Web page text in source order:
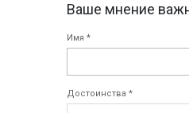
Ваше мнение
Имя *
Достоинства *